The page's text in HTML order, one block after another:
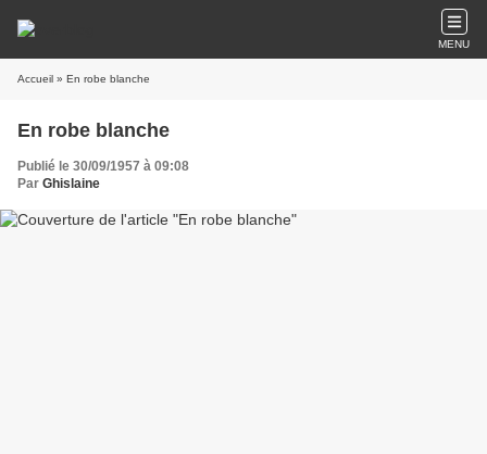
MENU
Accueil » En robe blanche
En robe blanche
Publié le 30/09/1957 à 09:08
Par Ghislaine